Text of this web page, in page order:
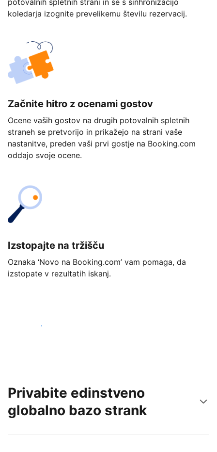
potovalnih spletnih strani in se s sinhronizacijo
koledarja izognite prevelikemu številu rezervacij.
Začnite hitro z ocenami gostov
Ocene vaših gostov na drugih potovalnih spletnih
straneh se pretvorijo in prikažejo na strani vaše
nastanitve, preden vaši prvi gostje na Booking.com
oddajo svoje ocene.
Izstopajte na tržišču
Oznaka ‘Novo na Booking.com’ vam pomaga, da
izstopate v rezultatih iskanj.
Začnite danes
Privabite edinstveno
globalno bazo strank